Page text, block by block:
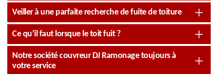
Veiller à une parfaite recherche de fuite de toiture
Ce qu’il faut lorsque le toit fuit ?
Notre société couvreur DJ Ramonage toujours à
votre service